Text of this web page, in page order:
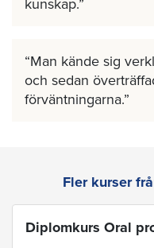
kunskap.
Man kände sig
och sedan
förväntningarna.
Fler kurser
Diplomkurs Oral